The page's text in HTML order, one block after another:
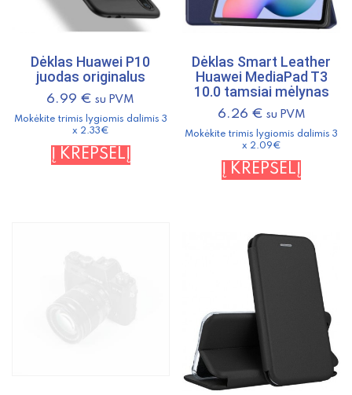
Dėklas Huawei P10
juodas originalus
6.99 € su PVM
Mokėkite trimis lygiomis dalimis 3
x 2.33€
Į KREPŠELĮ
Dėklas Smart Leather
Huawei MediaPad T3
10.0 tamsiai mėlynas
6.26 € su PVM
Mokėkite trimis lygiomis dalimis 3
x 2.09€
Į KREPŠELĮ